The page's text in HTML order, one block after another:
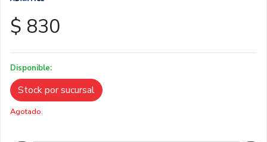
$ 830
Disponible:
Stock por sucursal
Agotado.